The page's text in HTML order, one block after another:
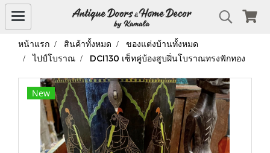
หน้าแรก สินค้าทั้งหมด
ของแต่งบ้านทั้งหมด
ไปป์โบราณ
DCI130 เซ็ทคู่บ้องสูบฝิ่นโบราณทรงฟักทอง
New